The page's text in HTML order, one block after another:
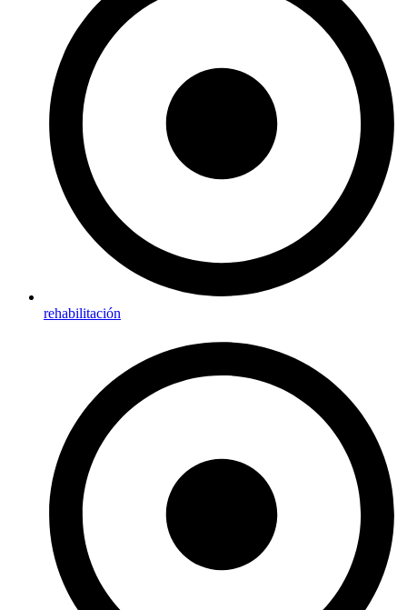
rehabilitación